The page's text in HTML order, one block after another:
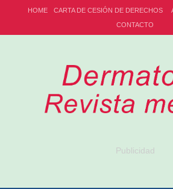
HOME CARTA DE CESIÓN DE DERECHOS
CONTACTO
Publicidad